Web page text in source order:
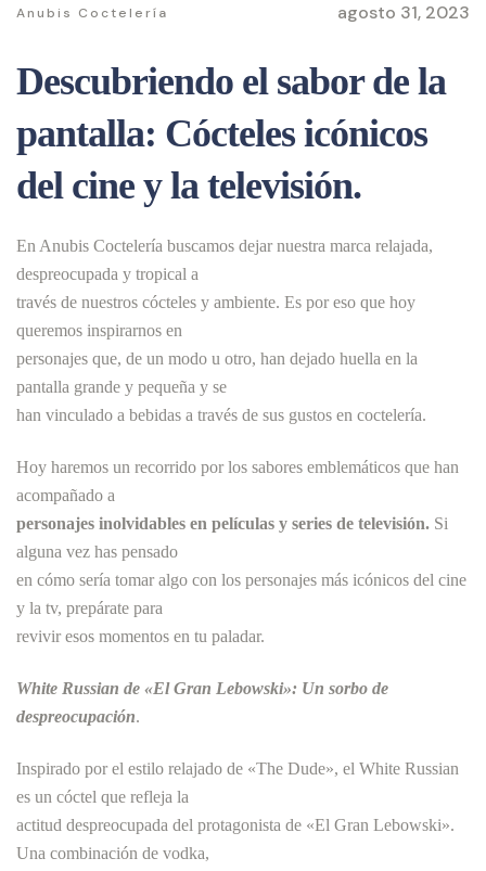
Anubis Coctelería agosto 31, 2023
Descubriendo el sabor de la
pantalla: Cócteles icónicos
del cine y la televisión.
En Anubis Coctelería buscamos dejar nuestra marca relajada,
despreocupada y tropical a
través de nuestros cócteles y ambiente. Es por eso que hoy
queremos inspirarnos en
personajes que, de un modo u otro, han dejado huella en la
pantalla grande y pequeña y se
han vinculado a bebidas a través de sus gustos en coctelería.
Hoy haremos un recorrido por los sabores emblemáticos que han
acompañado a
personajes inolvidables en películas y series de televisión. Si
alguna vez has pensado
en cómo sería tomar algo con los personajes más icónicos del cine
y la tv, prepárate para
revivir esos momentos en tu paladar.
White Russian de «El Gran Lebowski»: Un sorbo de
despreocupación.
Inspirado por el estilo relajado de «The Dude», el White Russian
es un cóctel que refleja la
actitud despreocupada del protagonista de «El Gran Lebowski».
Una combinación de vodka,